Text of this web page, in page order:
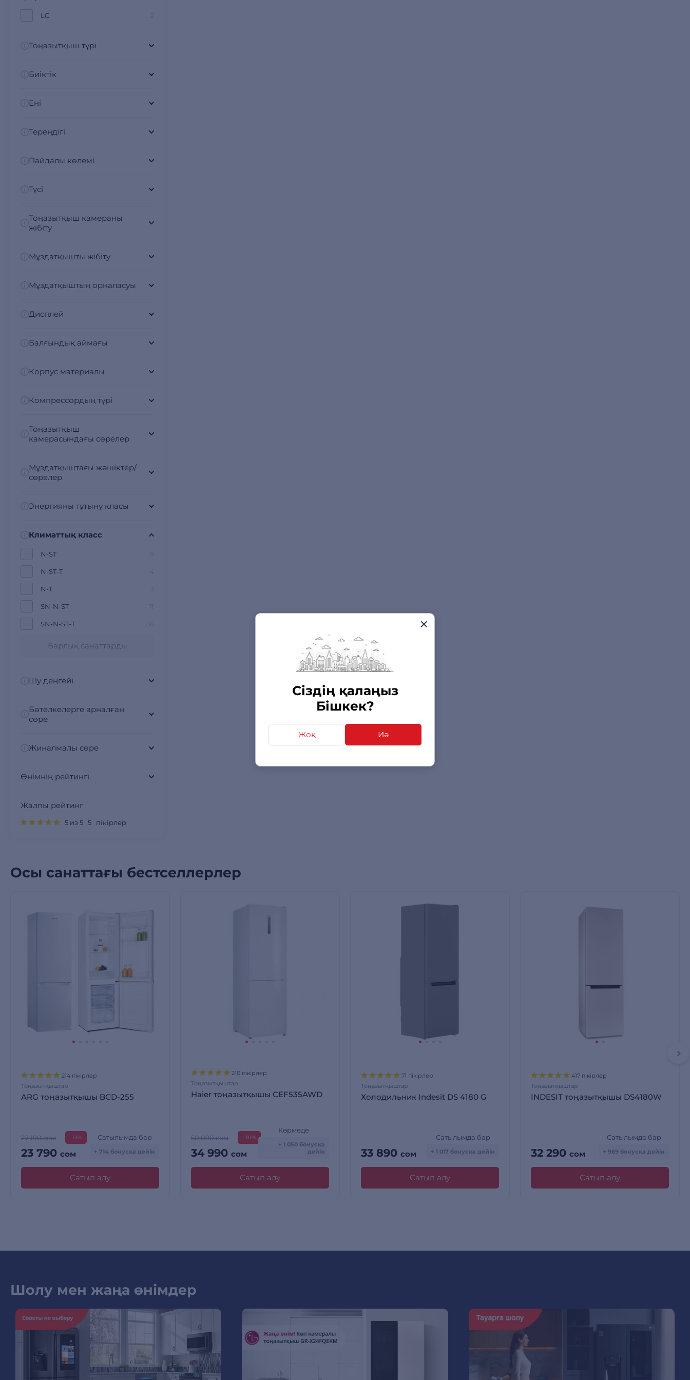
Сіздің қалаңыз
Бішкек?
Жоқ Иә
LG
Тоңазытқыш түрі
Биіктік
Ені
Тереңдігі
Пайдалы көлемі
Түсі
Тоңазытқыш камераны
жібіту
Мұздатқышты жібіту
Мұздатқыштың орналасуы
Дисплей
Балғындық аймағы
Корпус материалы
Компрессордың түрі
Тоңазытқыш
камерасындағы сөрелер
Мұздатқыштағы жәшіктер/
сөрелер
Энергияны тұтыну класы
Климаттық класс
N-ST
N-ST-T
N-T
SN-N-ST
SN-N-ST-T
Барлық санаттарды
Шу деңгейі
Бөтелкелерге арналған
сөре
Жиналмалы сөре
Өнімнің рейтингі
Жалпы рейтинг
5 из 5 5 пікірлер
Осы санаттағы бестселлерлер
214 пікірлер
Тоңазытқыштар
ARG тоңазытқышы BCD-255
27 190 сом -13%
23 790 сом
Сатылымда бар
+ 714 бонусқа дейін
Сатып алу
210 пікірлер
Тоңазытқыштар
Haier тоңазытқышы CEF535AWD
50 090 сом -30%
34 990 сом
Көрмеде
+ 1 050 бонусқа
дейін
Сатып алу
71 пікірлер
Тоңазытқыштар
Холодильник Indesit DS 4180 G
33 890 сом
Сатылымда бар
+ 1 017 бонусқа дейін
Сатып алу
417 пікірлер
Тоңазытқыштар
INDESIT тоңазытқышы DS4180W
32 290 сом
Сатылымда бар
+ 969 бонусқа дейін
Сатып алу
Шолу мен жаңа өнімдер